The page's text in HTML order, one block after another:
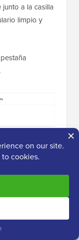
a la casilla
limpio y
otras
hacer tus
oculta